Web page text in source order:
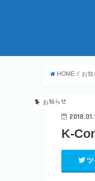
HOME お知
お知らせ
K-
ツ